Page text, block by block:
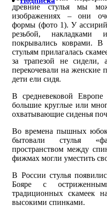
древние стулья мы
изображениях – они
формы (фото 1). У
резьбой, накладками
покрывались коврами.
стульям прилагалась
за трапезой не сидели,
перекочевали на
дети ели сидя.
В средневековой
большие круглые или
охватывающие сиденья
Во времена пышных
бытовали стулья
пространством между
фижмах могли уместить
В России стулья
Бояре с
традиционных скамеек
высокими спинками.